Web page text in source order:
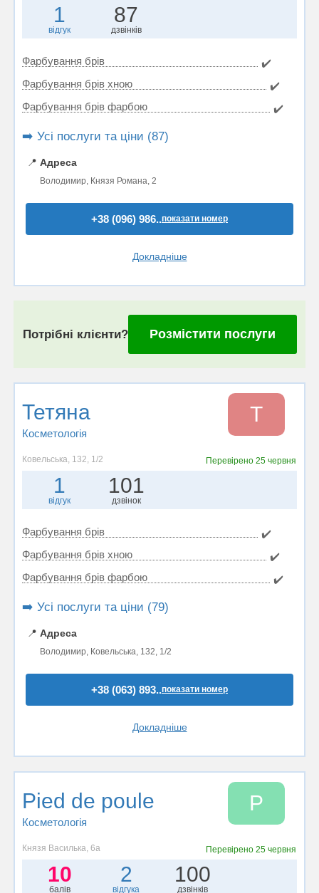
1
відгук
87
дзвінків
Фарбування брів
✔️
Фарбування брів хною
✔️
Фарбування брів фарбою
✔️
➡️ Усі послуги та ціни (87)
📍 Адреса
Володимир, Князя Романа, 2
+38 (096) 986..показати номер
Докладніше
Потрібні клієнти? Розмістити послуги
Тетяна
Косметологія
Т
Ковельська, 132, 1/2 Перевірено25 червня
1
відгук
101
дзвінок
Фарбування брів
✔️
Фарбування брів хною
✔️
Фарбування брів фарбою
✔️
➡️ Усі послуги та ціни (79)
📍 Адреса
Володимир, Ковельська, 132, 1/2
+38 (063) 893..показати номер
Докладніше
Pied de poule
Косметологія
P
Князя Василька, 6а Перевірено25 червня
10
балів
2
відгука
100
дзвінків